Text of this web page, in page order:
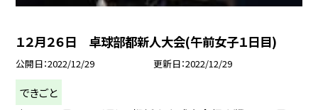
１２月２６日 卓球部都新人大会(午前女子１日目)
公開日 2022/12/29 更新日 2022/12/29
できごと